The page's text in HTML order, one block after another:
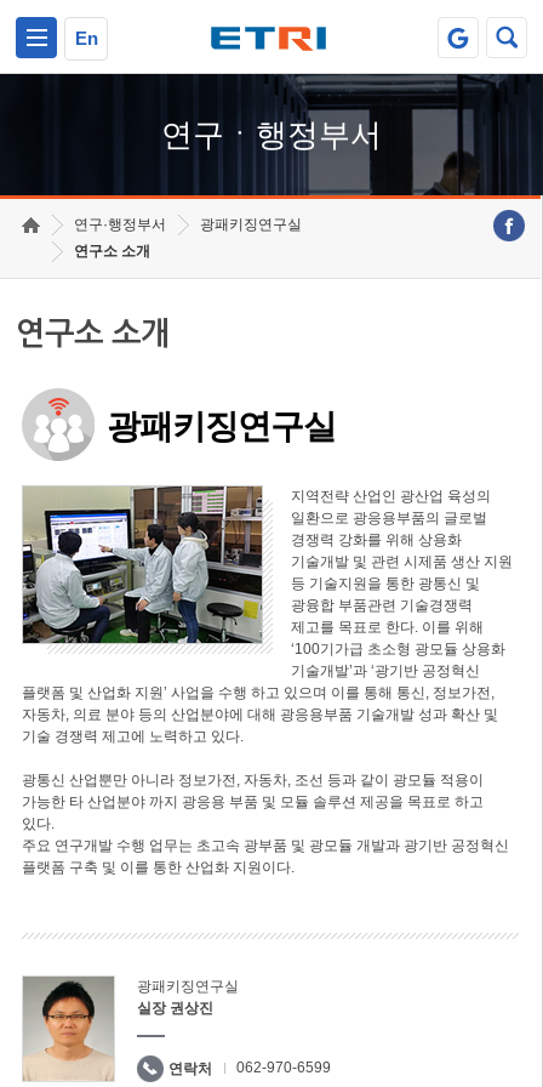
En
연구ㆍ행정부서
연구·행정부서
광패키징연구실
연구소 소개
연구소 소개
광패키징연구실
지역전략 산업인 광산업 육성의
일환으로 광응용부품의 글로벌
경쟁력 강화를 위해 상용화
기술개발 및 관련 시제품 생산 지원
등 기술지원을 통한 광통신 및
광융합 부품관련 기술경쟁력
제고를 목표로 한다. 이를 위해
‘100기가급 초소형 광모듈 상용화
기술개발’과 ‘광기반 공정혁신
플랫폼 및 산업화 지원’ 사업을 수행 하고 있으며 이를 통해 통신, 정보가전,
자동차, 의료 분야 등의 산업분야에 대해 광응용부품 기술개발 성과 확산 및
기술 경쟁력 제고에 노력하고 있다.
광통신 산업뿐만 아니라 정보가전, 자동차, 조선 등과 같이 광모듈 적용이
가능한 타 산업분야 까지 광응용 부품 및 모듈 솔루션 제공을 목표로 하고
있다.
주요 연구개발 수행 업무는 초고속 광부품 및 광모듈 개발과 광기반 공정혁신
플랫폼 구축 및 이를 통한 산업화 지원이다.
광패키징연구실
실장 권상진
연락처 062-970-6599